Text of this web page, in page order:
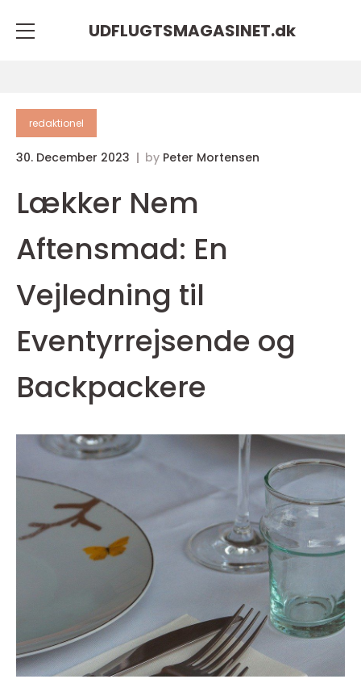
UDFLUGTSMAGASINET.dk
redaktionel
30. December 2023 by Peter Mortensen
Lækker Nem
Aftensmad: En
Vejledning til
Eventyrrejsende og
Backpackere